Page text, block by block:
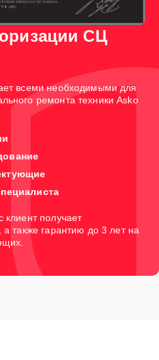
СЦ
всеми необходимыми для
ремонта техники Asko
получает
также гарантию до 3 лет на